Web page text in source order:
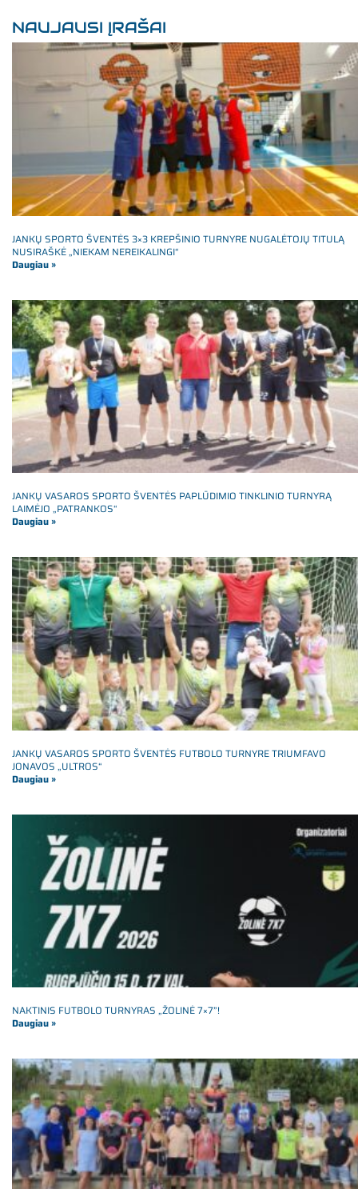
NAUJAUSI ĮRAŠAI
JANKŲ SPORTO ŠVENTĖS 3×3 KREPŠINIO TURNYRE NUGALĖTOJŲ TITULĄ
NUSIRAŠKĖ „NIEKAM NEREIKALINGI“
Daugiau »
JANKŲ VASAROS SPORTO ŠVENTĖS PAPLŪDIMIO TINKLINIO TURNYRĄ
LAIMĖJO „PATRANKOS“
Daugiau »
JANKŲ VASAROS SPORTO ŠVENTĖS FUTBOLO TURNYRE TRIUMFAVO
JONAVOS „ULTROS“
Daugiau »
NAKTINIS FUTBOLO TURNYRAS „ŽOLINĖ 7×7”!
Daugiau »